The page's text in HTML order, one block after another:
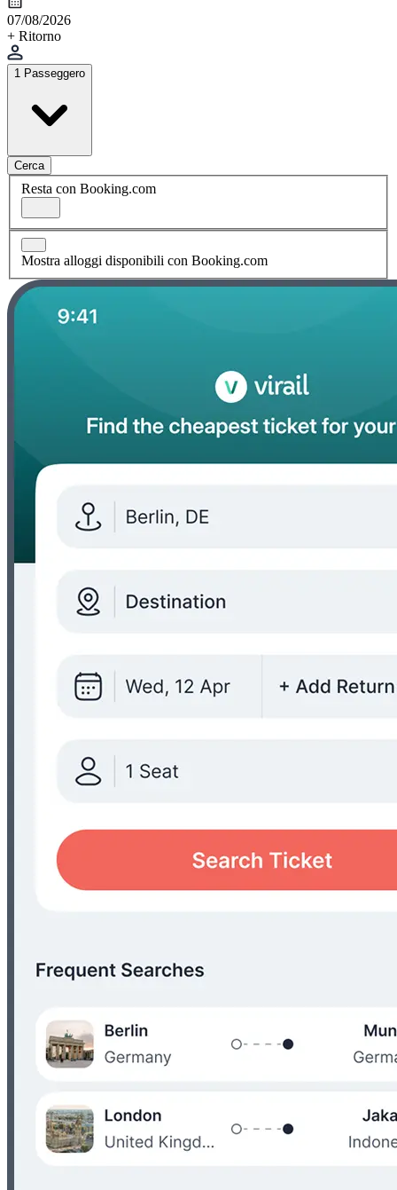
07/08/2026
+ Ritorno
1 Passeggero
Cerca
Resta con Booking.com
Mostra alloggi disponibili con Booking.com